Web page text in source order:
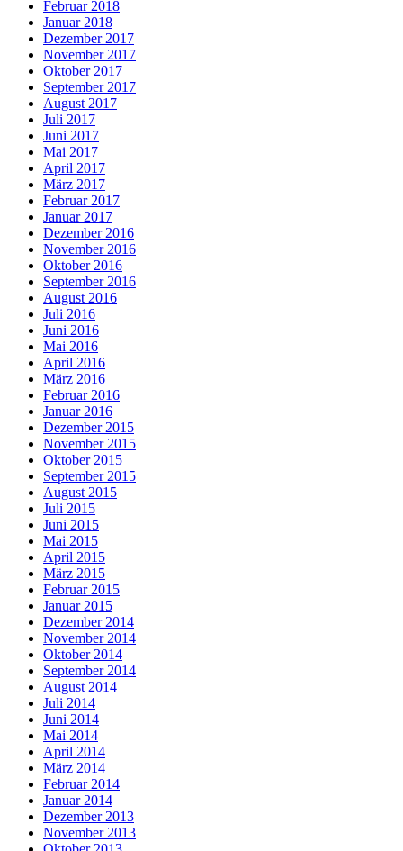
Februar 2018
Januar 2018
Dezember 2017
November 2017
Oktober 2017
September 2017
August 2017
Juli 2017
Juni 2017
Mai 2017
April 2017
März 2017
Februar 2017
Januar 2017
Dezember 2016
November 2016
Oktober 2016
September 2016
August 2016
Juli 2016
Juni 2016
Mai 2016
April 2016
März 2016
Februar 2016
Januar 2016
Dezember 2015
November 2015
Oktober 2015
September 2015
August 2015
Juli 2015
Juni 2015
Mai 2015
April 2015
März 2015
Februar 2015
Januar 2015
Dezember 2014
November 2014
Oktober 2014
September 2014
August 2014
Juli 2014
Juni 2014
Mai 2014
April 2014
März 2014
Februar 2014
Januar 2014
Dezember 2013
November 2013